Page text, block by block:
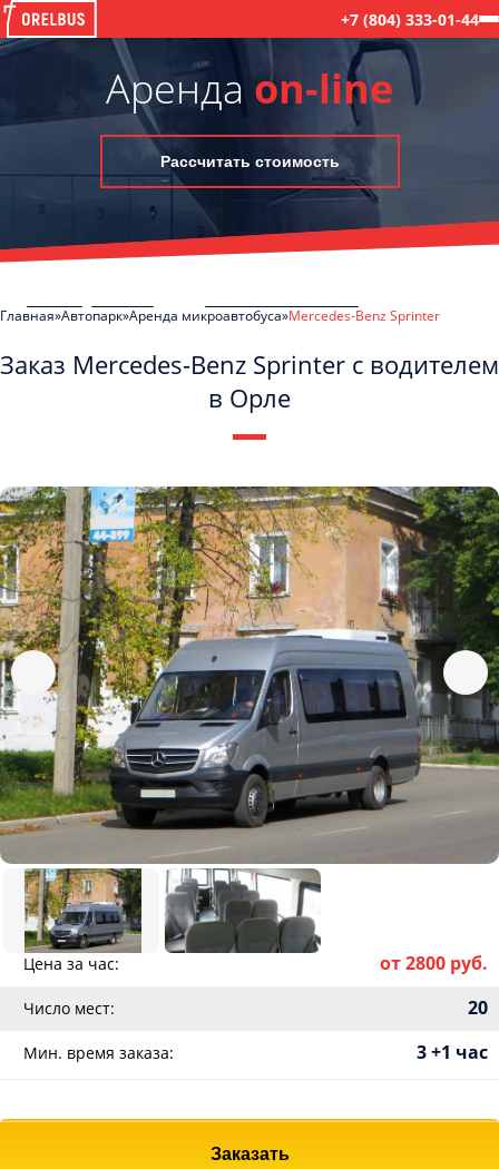
+7 (804) 333-01-44
Аренда on-line
Рассчитать стоимость
Главная Автопарк Аренда микроавтобуса Mercedes-Benz Sprinter
Заказ Mercedes-Benz Sprinter с водителем
в Орле
Цена за час: от 2800 руб.
Число мест: 20
Мин. время заказа: 3 +1 час
Заказать
Политикой конфиденциальности
ознакомлен(а), даю согласие на